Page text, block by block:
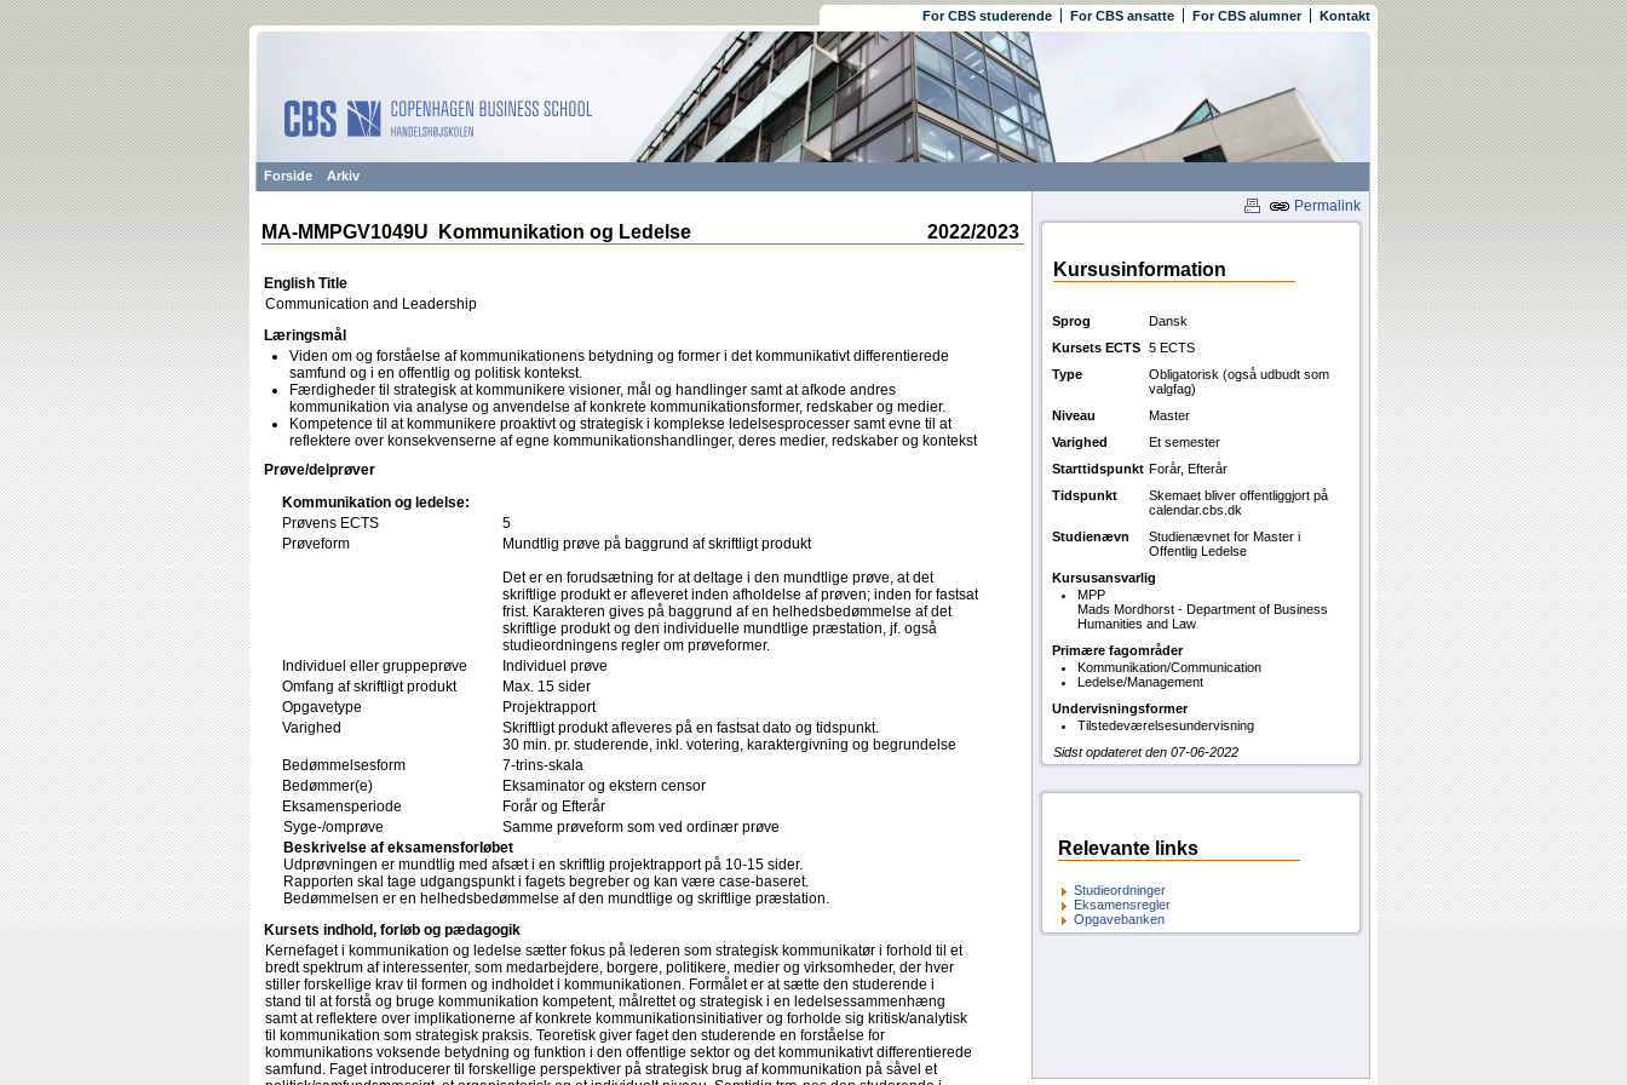
For CBS studerende For CBS ansatte For CBS alumner Kontakt
Forside Arkiv
Permalink
2022/2023
MA-MMPGV1049U Kommunikation og Ledelse
English Title
Communication and Leadership
Læringsmål
Viden om og forståelse af kommunikationens betydning og former i det kommunikativt differentierede
samfund og i en offentlig og politisk kontekst.
Færdigheder til strategisk at kommunikere visioner, mål og handlinger samt at afkode andres
kommunikation via analyse og anvendelse af konkrete kommunikationsformer, redskaber og medier.
Kompetence til at kommunikere proaktivt og strategisk i komplekse ledelsesprocesser samt evne til at
reflektere over konsekvenserne af egne kommunikationshandlinger, deres medier, redskaber og kontekst
Prøve/delprøver
Kommunikation og ledelse:
Prøvens ECTS
5
Prøveform
Mundtlig prøve på baggrund af skriftligt produkt
Det er en forudsætning for at deltage i den mundtlige prøve, at det
skriftlige produkt er afleveret inden afholdelse af prøven; inden for fastsat
frist. Karakteren gives på baggrund af en helhedsbedømmelse af det
skriftlige produkt og den individuelle mundtlige præstation, jf. også
studieordningens regler om prøveformer.
Individuel eller gruppeprøve
Individuel prøve
Omfang af skriftligt produkt
Max. 15 sider
Opgavetype
Projektrapport
Varighed
Skriftligt produkt afleveres på en fastsat dato og tidspunkt.
30 min. pr. studerende, inkl. votering, karaktergivning og begrundelse
Bedømmelsesform
7-trins-skala
Bedømmer(e)
Eksaminator og ekstern censor
Eksamensperiode
Forår og Efterår
Syge-/omprøve
Samme prøveform som ved ordinær prøve
Beskrivelse af eksamensforløbet
Udprøvningen er mundtlig med afsæt i en skriftlig projektrapport på 10-15 sider.
Rapporten skal tage udgangspunkt i fagets begreber og kan være case-baseret.
Bedømmelsen er en helhedsbedømmelse af den mundtlige og skriftlige præstation.
Kursets indhold, forløb og pædagogik
Kernefaget i kommunikation og ledelse sætter fokus på lederen som strategisk kommunikatør i forhold til et
bredt spektrum af interessenter, som medarbejdere, borgere, politikere, medier og virksomheder, der hver
stiller forskellige krav til formen og indholdet i kommunikationen. Formålet er at sætte den studerende i
stand til at forstå og bruge kommunikation kompetent, målrettet og strategisk i en ledelsessammenhæng
samt at reflektere over implikationerne af konkrete kommunikationsinitiativer og forholde sig kritisk/analytisk
til kommunikation som strategisk praksis. Teoretisk giver faget den studerende en forståelse for
kommunikations voksende betydning og funktion i den offentlige sektor og det kommunikativt differentierede
samfund. Faget introducerer til forskellige perspektiver på strategisk brug af kommunikation på såvel et
Kursusinformation
Sprog
Dansk
Kursets ECTS 5 ECTS
Type
Obligatorisk (også udbudt som
valgfag)
Niveau
Master
Varighed
Et semester
Starttidspunkt Forår, Efterår
Tidspunkt
Skemaet bliver offentliggjort på
calendar.cbs.dk
Studienævn
Studienævnet for Master i
Offentlig Ledelse
Kursusansvarlig
MPP
Mads Mordhorst - Department of Business
Humanities and Law
Primære fagområder
Kommunikation/Communication
Ledelse/Management
Undervisningsformer
Tilstedeværelsesundervisning
Sidst opdateret den 07-06-2022
Relevante links
Studieordninger
Eksamensregler
Opgavebanken